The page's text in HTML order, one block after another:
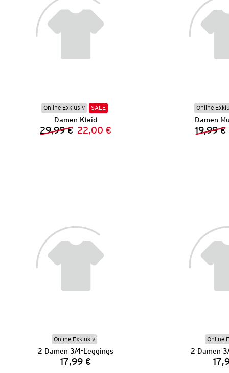
Online Exklusiv SALE
Damen Kleid
Vorheriger Preis:
29,99 € Neuer Preis:
22,00 €
Online
Damen
19,99 €
Online Exklusiv
2 Damen 3/4-Leggings
Preis:
17,99 €
Online
2 Damen